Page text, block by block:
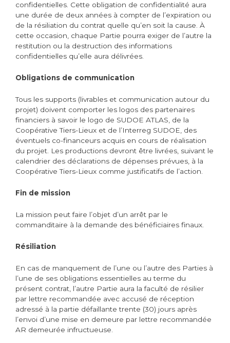
confidentielles. Cette obligation de confidentialité aura
une durée de deux années à compter de l’expiration ou
de la résiliation du contrat quelle qu’en soit la cause. À
cette occasion, chaque Partie pourra exiger de l’autre la
restitution ou la destruction des informations
confidentielles qu’elle aura délivrées.
Obligations de communication
Tous les supports (livrables et communication autour du
projet) doivent comporter les logos des partenaires
financiers à savoir le logo de SUDOE ATLAS, de la
Coopérative Tiers-Lieux et de l’Interreg SUDOE, des
éventuels co-financeurs acquis en cours de réalisation
du projet. Les productions devront être livrées, suivant le
calendrier des déclarations de dépenses prévues, à la
Coopérative Tiers-Lieux comme justificatifs de l’action.
Fin de mission
La mission peut faire l’objet d’un arrêt par le
commanditaire à la demande des bénéficiaires finaux.
Résiliation
En cas de manquement de l’une ou l’autre des Parties à
l’une de ses obligations essentielles au terme du
présent contrat, l’autre Partie aura la faculté de résilier
par lettre recommandée avec accusé de réception
adressé à la partie défaillante trente (30) jours après
l’envoi d’une mise en demeure par lettre recommandée
AR demeurée infructueuse.